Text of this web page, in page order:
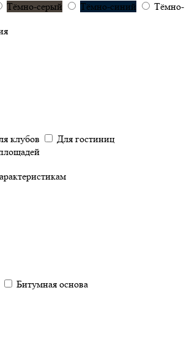
Тёмно-серый Тёмно-синий
Тёмно-
клубов
Для гостиниц
Битумная основа